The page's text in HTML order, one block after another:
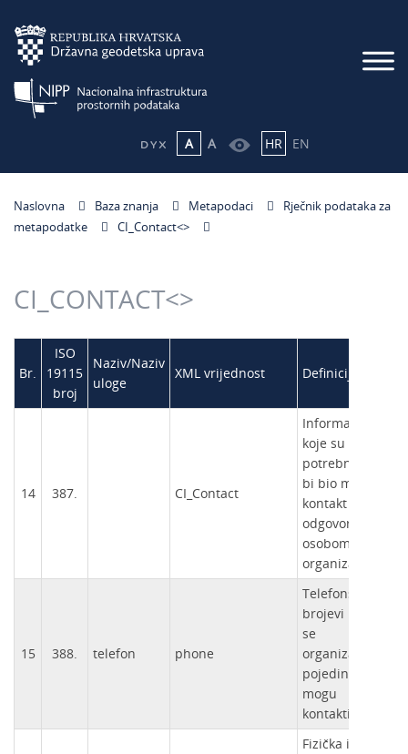
A A HR EN
Naslovna Baza znanja Metapodaci
Rječnik podataka za
metapodatke
CI_Contact<>
CI_CONTACT<>
Br.
ISO
19115
broj
Naziv/Naziv
uloge
XML vrijednost Definicija
14 387. CI_Contact
Informacije
koje su
potrebne da
bi bio moguć
kontakt s
odgovornom
osobom i/ili
organizacijom.
15 388. telefon phone
Telefonski
brojevi na koje
se
organizacija ili
pojedinac
mogu
kontaktirati.
Fizička i